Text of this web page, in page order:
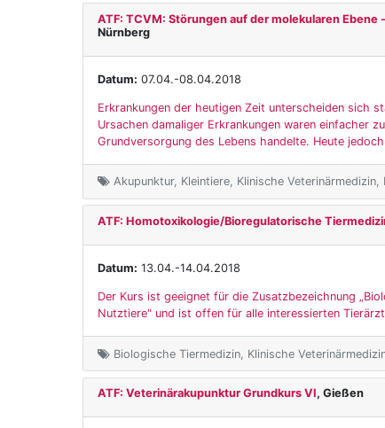
ATF: TCVM: Störungen auf der molekularen
Nürnberg
Datum: 07.04.-08.04.2018
Erkrankungen der heutigen Zeit unterscheiden sich
Ursachen damaliger Erkrankungen waren einfacher
Grundversorgung des Lebens handelte. Heute
Akupunktur, Kleintiere, Klinische Veterinärmedizin,
ATF: Homotoxikologie/Bioregulatorische
Datum: 13.04.-14.04.2018
Der Kurs ist geeignet für die Zusatzbezeichnung
Nutztiere" und ist offen für alle interessierten
Biologische Tiermedizin, Klinische
ATF: Veterinärakupunktur Grundkurs VI, Gießen